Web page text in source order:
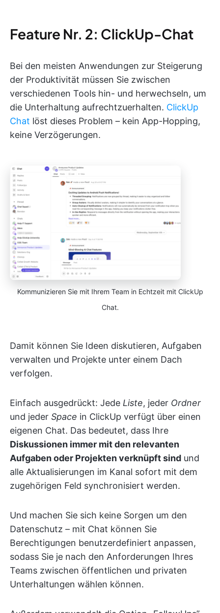
Feature Nr. 2: ClickUp-Chat
Bei den meisten Anwendungen zur Steigerung
der Produktivität müssen Sie zwischen
verschiedenen Tools hin- und herwechseln, um
die Unterhaltung aufrechtzuerhalten. ClickUp
Chat löst dieses Problem – kein App-Hopping,
keine Verzögerungen.
Kommunizieren Sie mit Ihrem Team in Echtzeit mit ClickUp
Chat.
Damit können Sie Ideen diskutieren, Aufgaben
verwalten und Projekte unter einem Dach
verfolgen.
Einfach ausgedrückt: Jede Liste, jeder Ordner
und jeder Space in ClickUp verfügt über einen
eigenen Chat. Das bedeutet, dass Ihre
Diskussionen immer mit den relevanten
Aufgaben oder Projekten verknüpft sind und
alle Aktualisierungen im Kanal sofort mit dem
zugehörigen Feld synchronisiert werden.
Und machen Sie sich keine Sorgen um den
Datenschutz – mit Chat können Sie
Berechtigungen benutzerdefiniert anpassen,
sodass Sie je nach den Anforderungen Ihres
Teams zwischen öffentlichen und privaten
Unterhaltungen wählen können.